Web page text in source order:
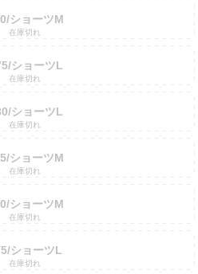
ショーツM
在庫切れ
ショーツL
在庫切れ
ショーツL
在庫切れ
ショーツM
在庫切れ
ショーツM
在庫切れ
ショーツL
在庫切れ